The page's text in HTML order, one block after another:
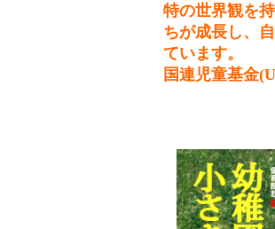
特の世界観を
ちが成長し、
ています。
国連児童基金